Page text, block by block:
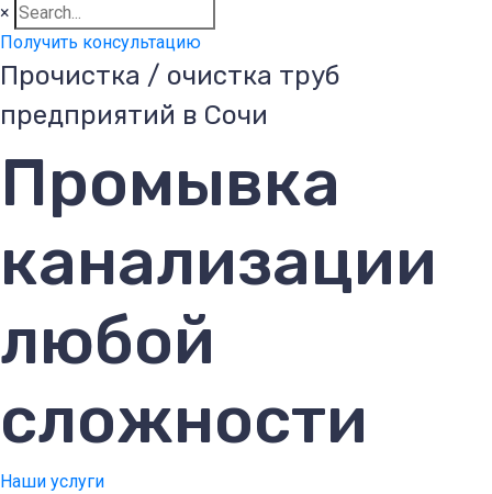
×
Получить консультацию
Прочистка / очистка труб
предприятий в Сочи
Промывка
канализации
любой
сложности
Наши услуги